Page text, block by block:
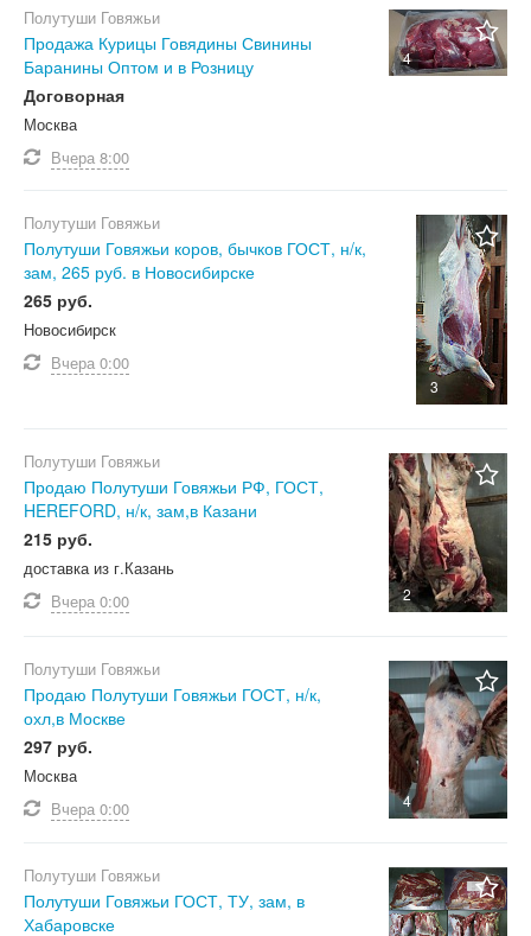
4
Полутуши Говяжьи
Продажа Курицы Говядины Свинины
Баранины Оптом и в Розницу
Договорная
Москва
Вчера 8:00
3
Полутуши Говяжьи
Полутуши Говяжьи коров, бычков ГОСТ, н/к,
зам, 265 руб. в Новосибирске
265 руб.
Новосибирск
Вчера 0:00
2
Полутуши Говяжьи
Продаю Полутуши Говяжьи РФ, ГОСТ,
HEREFORD, н/к, зам,в Казани
215 руб.
доставка из г.Казань
Вчера 0:00
4
Полутуши Говяжьи
Продаю Полутуши Говяжьи ГОСТ, н/к,
охл,в Москве
297 руб.
Москва
Вчера 0:00
Полутуши Говяжьи
Полутуши Говяжьи ГОСТ, ТУ, зам, в
Хабаровске